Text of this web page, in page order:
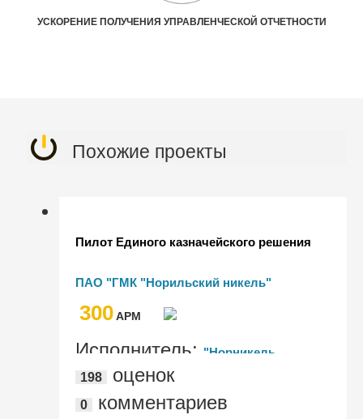
УСКОРЕНИЕ ПОЛУЧЕНИЯ УПРАВЛЕНЧЕСКОЙ ОТЧЕТНОСТИ
Похожие проекты
Пилот Единого казначейского решения
ПАО "ГМК "Норильский никель"
300AРМ
Исполнитель: "Норникель
Спутник", "BeringPro"
198 оценок
0 комментариев